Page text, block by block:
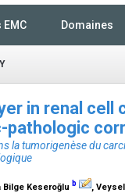
Domaines
in renal cell
pathologic
la tumorigenèse du
Bilge Keseroğlu b ,